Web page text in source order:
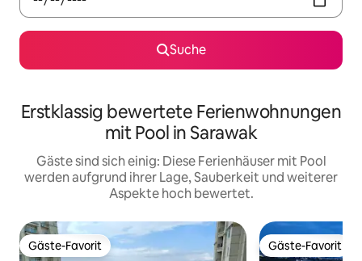
Suche
Erstklassig bewertete Ferienwohnungen
mit Pool in Sarawak
Gäste sind sich einig: Diese Ferienhäuser mit Pool
werden aufgrund ihrer Lage, Sauberkeit und weiterer
Aspekte hoch bewertet.
Gäste-Favorit
Gäste-Favorit Gäste-Favorit
Gäste-Favorit